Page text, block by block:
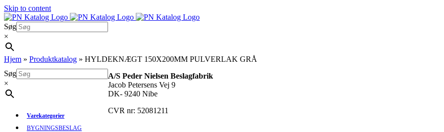
Skip to content
Søg
×
Hjem » Produktkatalog » HYLDEKNÆGT 150X200MM PULVERLAK GRÅ
Søg
×
Varekategorier
BYGNINGSBESLAG
A/S Peder Nielsen Beslagfabrik
Jacob Petersens Vej 9
DK- 9240 Nibe
CVR nr: 52081211